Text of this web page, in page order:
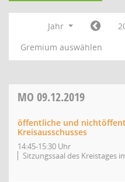
Jahr
Gremium auswählen
MO 09.12.2019
öffentliche und
Kreisausschusses
14:45-15:30 Uhr
Sitzungssaal des Kreistages